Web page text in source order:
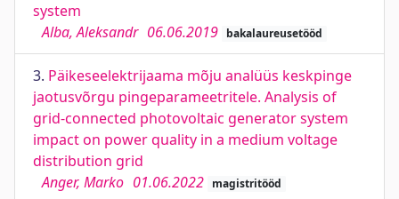
system
Alba, Aleksandr 06.06.2019 bakalaureusetööd
3. Päikeseelektrijaama mõju analüüs keskpinge
jaotusvõrgu pingeparameetritele. Analysis of
grid-connected photovoltaic generator system
impact on power quality in a medium voltage
distribution grid
Anger, Marko 01.06.2022 magistritööd